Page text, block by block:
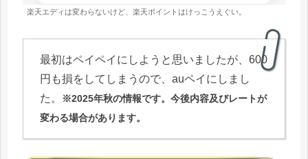
楽天エディは変わらないけど、楽天ポイントはけっこうえぐい。
最初はペイペイにしようと思いましたが、600
円も損をしてしまうので、auペイにしまし
た。
※2025年秋の情報です。今後内容及びレートが
変わる場合があります。